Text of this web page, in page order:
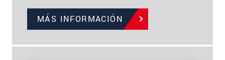
MÁS INFORMACIÓN